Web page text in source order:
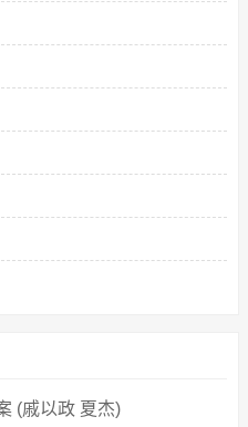
(戚以政 夏杰)